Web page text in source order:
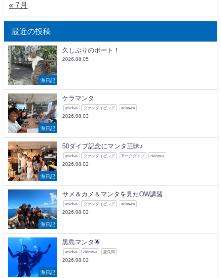
« 7月
最近の投稿
海日記
久しぶりのボート！
2026.08.05
海日記
ケラマンタ
arkdive ファンダイビング okinawa
2026.08.03
海日記
50ダイブ記念にマンタ三昧♪
arkdive ファンダイビング アークダイブ okinawa
2026.08.02
海日記
サメ＆カメ＆マンタを見たOW講習
arkdive ファンダイビング okinawa
2026.08.02
海日記
黒島マンタ🌟
arkdive okinawa 慶良間
2026.08.02